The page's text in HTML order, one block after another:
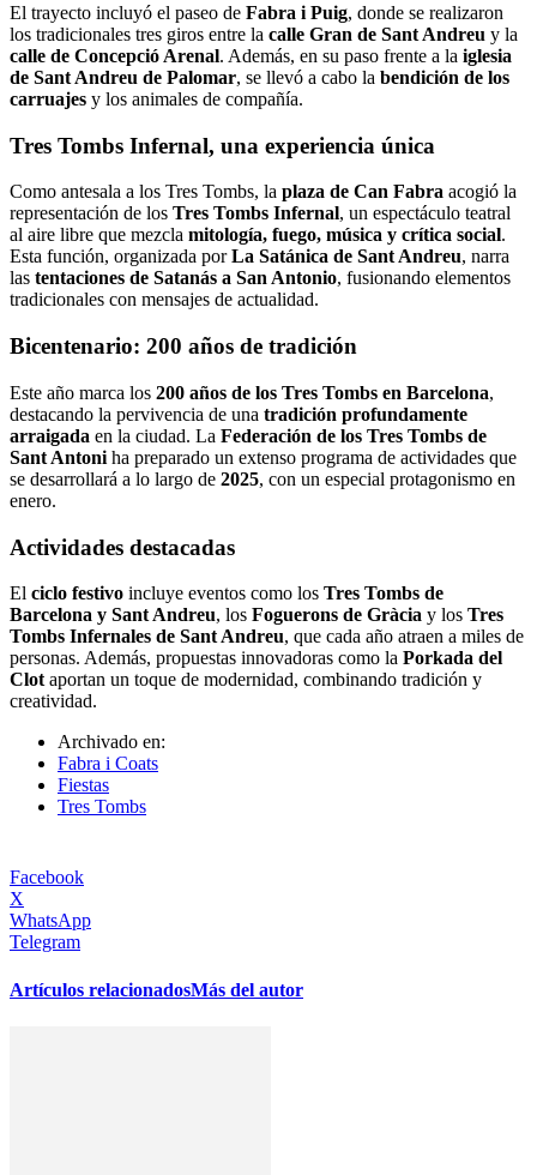
El trayecto incluyó el paseo de Fabra i Puig, donde se realizaron
los tradicionales tres giros entre la calle Gran de Sant Andreu y la
calle de Concepció Arenal. Además, en su paso frente a la iglesia
de Sant Andreu de Palomar, se llevó a cabo la bendición de los
carruajes y los animales de compañía.
Tres Tombs Infernal, una experiencia única
Como antesala a los Tres Tombs, la plaza de Can Fabra acogió la
representación de los Tres Tombs Infernal, un espectáculo teatral
al aire libre que mezcla mitología, fuego, música y crítica social.
Esta función, organizada porLa Satánica de Sant Andreu, narra
las tentaciones de Satanás a San Antonio, fusionando elementos
tradicionales con mensajes de actualidad.
Bicentenario: 200 años de tradición
Este año marca los 200 años de los Tres Tombs en Barcelona,
destacando la pervivencia de una tradición profundamente
arraigada en la ciudad. La Federación de los Tres Tombs de
Sant Antoni ha preparado un extenso programa de actividades que
se desarrollará a lo largo de 2025, con un especial protagonismo en
enero.
Actividades destacadas
El ciclo festivo incluye eventos como los Tres Tombs de
Barcelona y Sant Andreu, los Foguerons de Gràcia y los Tres
Tombs Infernales de Sant Andreu, que cada año atraen a miles de
personas. Además, propuestas innovadoras como la Porkada del
Clot aportan un toque de modernidad, combinando tradición y
creatividad.
Archivado en:
Fabra i Coats
Fiestas
Tres Tombs
Facebook
X
WhatsApp
Telegram
Artículos relacionadosMás del autor